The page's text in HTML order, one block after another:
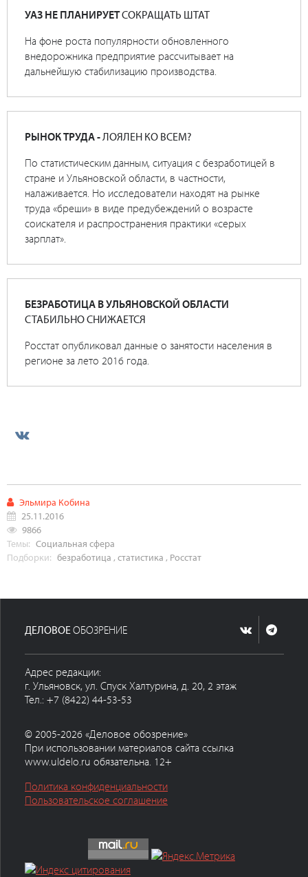
УАЗ НЕ ПЛАНИРУЕТСОКРАЩАТЬ ШТАТ
На фоне роста популярности обновленного
внедорожника предприятие рассчитывает на
дальнейшую стабилизацию производства.
РЫНОК ТРУДА -ЛОЯЛЕН КО ВСЕМ?
По статистическим данным, ситуация с безработицей в
стране и Ульяновской области, в частности,
налаживается. Но исследователи находят на рынке
труда «бреши» в виде предубеждений о возрасте
соискателя и распространения практики «серых
зарплат».
БЕЗРАБОТИЦА В УЛЬЯНОВСКОЙ ОБЛАСТИ
СТАБИЛЬНО СНИЖАЕТСЯ
Росстат опубликовал данные о занятости населения в
регионе за лето 2016 года.
Эльмира Кобина
25.11.2016
9866
Темы: Социальная сфера
Подборки: безработица ,статистика , Росстат
ДЕЛОВОЕОБОЗРЕНИЕ
Адрес редакции:
г. Ульяновск, ул. Спуск Халтурина, д. 20, 2 этаж
Тел.: +7 (8422) 44-53-53
© 2005-2026 «Деловое обозрение»
При использовании материалов сайта ссылка
www.uldelo.ru обязательна. 12+
Политика конфиденциальности
Пользовательское соглашение